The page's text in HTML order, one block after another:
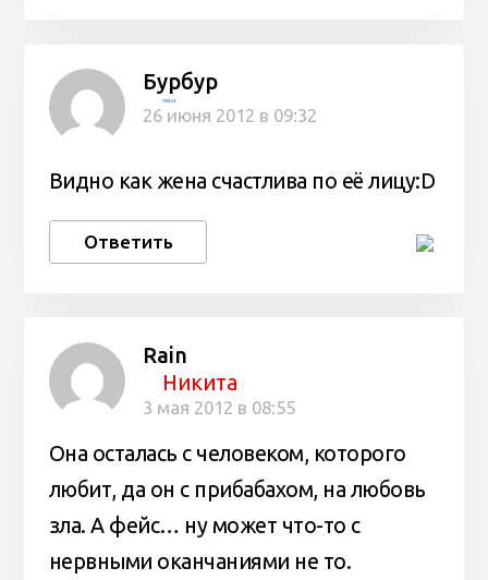
Бурбур
лена
26 июня 2012 в 09:32
Видно как жена счастлива по её лицу:D
Ответить
Rain
Никита
3 мая 2012 в 08:55
Она осталась с человеком, которого
любит, да он с прибабахом, на любовь
зла. А фейс… ну может что-то с
нервными оканчаниями не то.